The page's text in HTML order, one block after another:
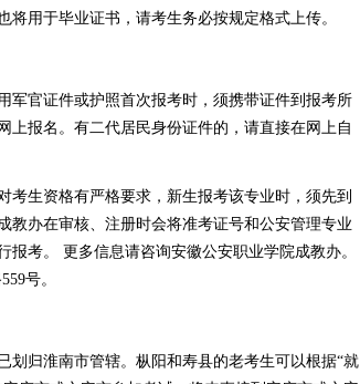
用于毕业证书，请考生务必按规定格式上传。
军官证件或护照首次报考时，须携带证件到报考所
上报名。有二代居民身份证件的，请直接在网上自
生资格有严格要求，新生报考该专业时，须先到
教办在审核、注册时会将准考证号和公安管理专业
考。 更多信息请咨询安徽公安职业学院成教办。
号。
划归淮南市管辖。枞阳和寿县的老考生可以根据“就